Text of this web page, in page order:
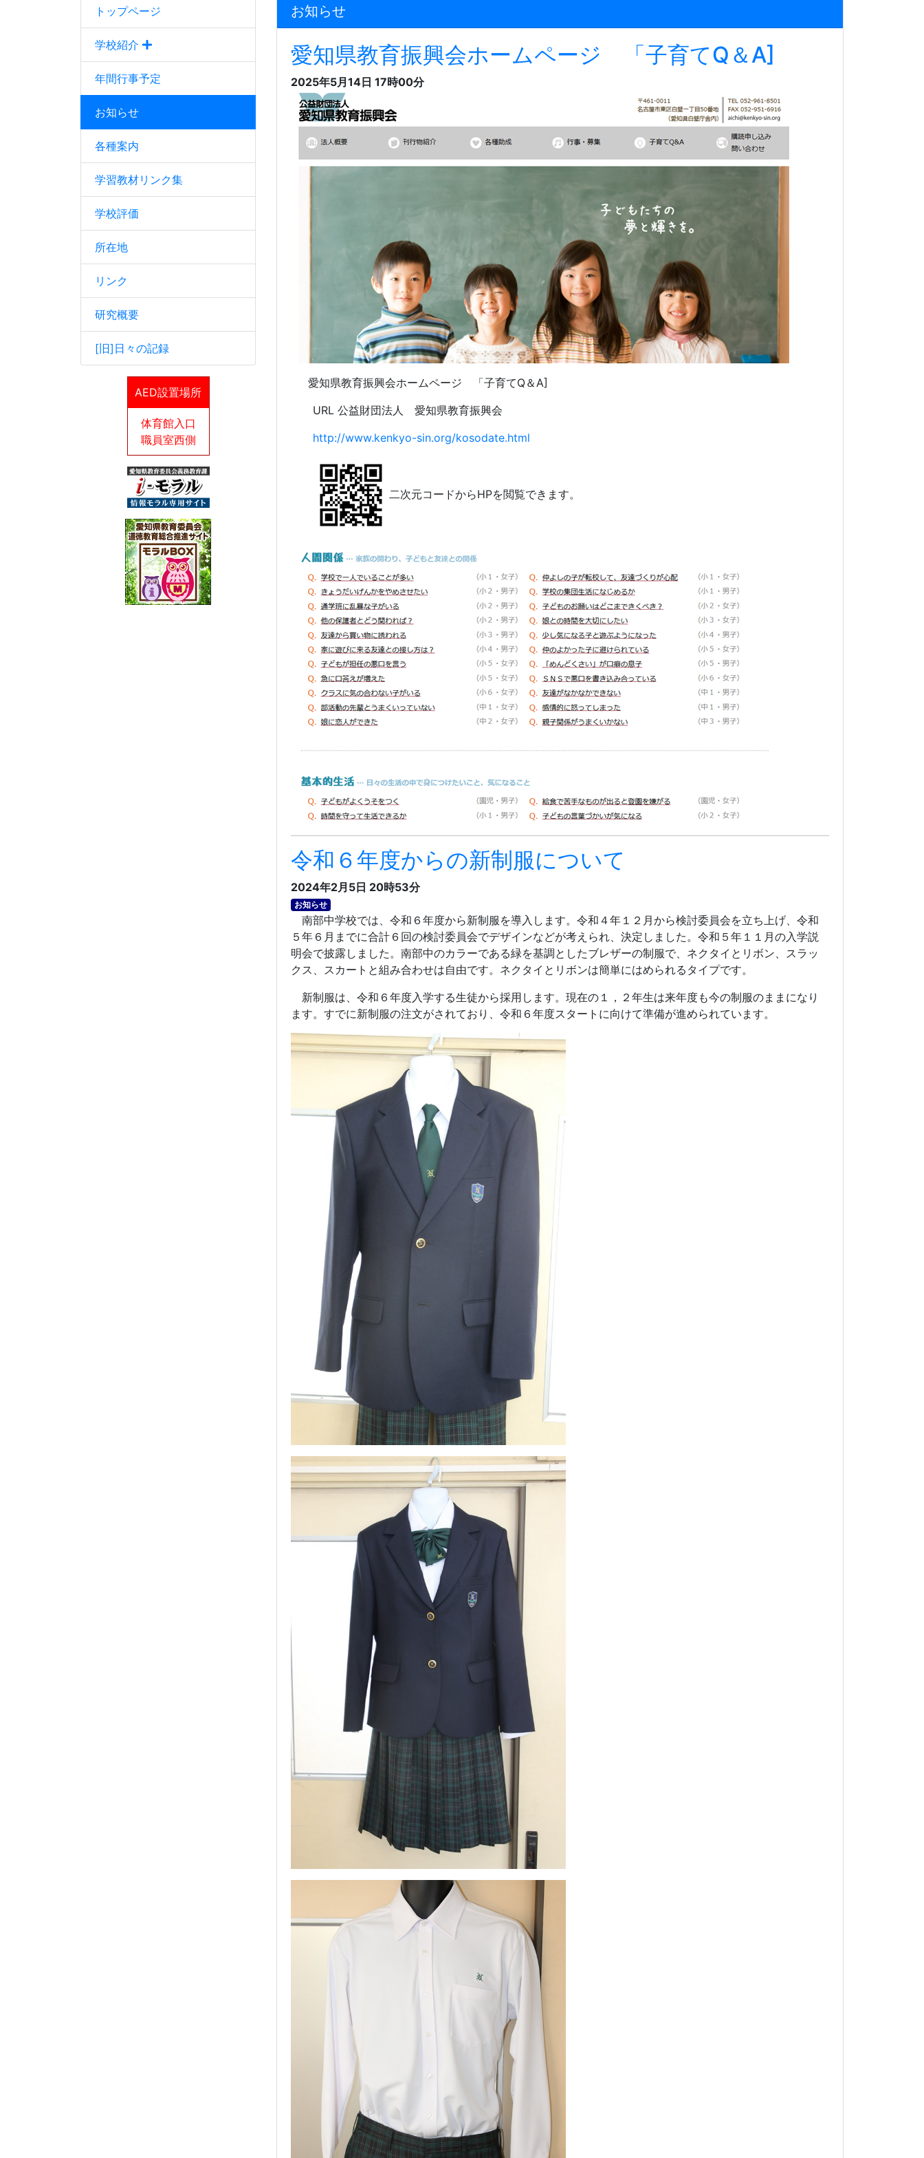
トップページ
学校紹介
年間行事予定
お知らせ
各種案内
学習教材リンク集
学校評価
所在地
リンク
研究概要
[旧]日々の記録
AED設置場所
体育館入口
職員室西側
お知らせ
愛知県教育振興会ホームページ 「子育てQ＆A]
2025年5月14日 17時00分
愛知県教育振興会ホームページ 「子育てQ＆A]
URL 公益財団法人 愛知県教育振興会
http://www.kenkyo-sin.org/kosodate.html
二次元コードからHPを閲覧できます。
令和６年度からの新制服について
2024年2月5日 20時53分
お知らせ
南部中学校では、令和６年度から新制服を導入します。令和４年１２月から検討委員会を立ち上げ、令和
５年６月までに合計６回の検討委員会でデザインなどが考えられ、決定しました。令和５年１１月の入学説
明会で披露しました。南部中のカラーである緑を基調としたブレザーの制服で、ネクタイとリボン、スラッ
クス、スカートと組み合わせは自由です。ネクタイとリボンは簡単にはめられるタイプです。
新制服は、令和６年度入学する生徒から採用します。現在の１，２年生は来年度も今の制服のままになり
ます。すでに新制服の注文がされており、令和６年度スタートに向けて準備が進められています。